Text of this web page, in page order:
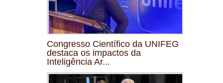
Congresso Científico da UNIFEG
destaca os impactos da
Inteligência Ar...